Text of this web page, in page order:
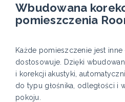
Wbudowana
pomieszczenia
Każde pomieszczenie jest
dostosowuje. Dzięki
i korekcji akustyki,
do typu głośnika, odległości i
pokoju.